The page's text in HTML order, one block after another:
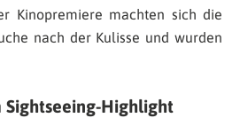
Kinopremiere machten sich die
nach der Kulisse und wurden
Sightseeing-Highlight